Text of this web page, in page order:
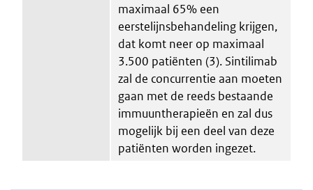
maximaal 65% een
eerstelijnsbehandeling krijgen,
dat komt neer op maximaal
3.500 patiënten (3). Sintilimab
zal de concurrentie aan moeten
gaan met de reeds bestaande
immuuntherapieën en zal dus
mogelijk bij een deel van deze
patiënten worden ingezet.